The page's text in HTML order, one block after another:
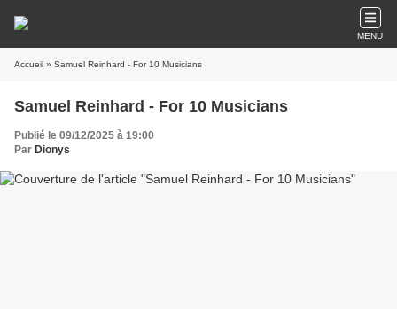
MENU
Accueil » Samuel Reinhard - For 10 Musicians
Samuel Reinhard - For 10 Musicians
Publié le 09/12/2025 à 19:00
Par Dionys